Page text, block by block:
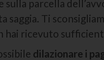
parcella
saggia. Ti
hai ricevuto
dilazionare i